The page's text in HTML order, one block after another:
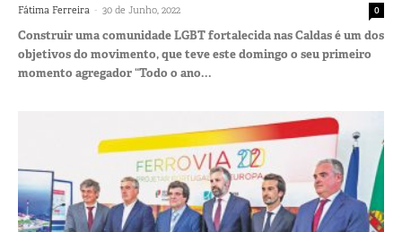
Fátima Ferreira - 30 de Junho, 2022 0
Construir uma comunidade LGBT fortalecida nas Caldas é um dos
objetivos do movimento, que teve este domingo o seu primeiro
momento agregador “Todo o ano...